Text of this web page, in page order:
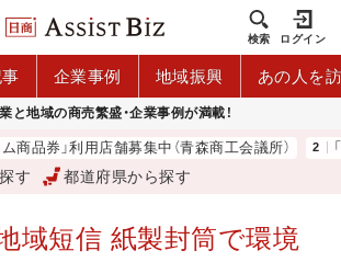
検索 ログイン
企業事例 地域振興 あの人を
と地域の商売繁盛・企業事例が満載！
品券」利用店舗募集中（青森商工会議所） 「
す 都道府県から探す
域短信 紙製封筒で環境